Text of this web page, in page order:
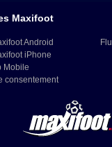
Maxifoot
Android
iPhone
Mobile
consentement